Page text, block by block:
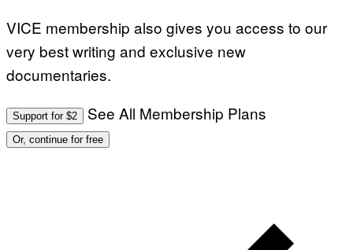
VICE membership also gives you access to our
very best writing and exclusive new
documentaries.
Support for $2 See All Membership Plans
Or, continue for free